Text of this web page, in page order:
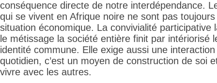
conséquence directe de notre interdépendance.
qui se vivent en Afrique noire ne sont pas
situation économique. La convivialité participative
le métissage la société entière finit par intériorisé
identité commune. Elle exige aussi une
quotidien, c’est un moyen de construction de soi
vivre avec les autres.